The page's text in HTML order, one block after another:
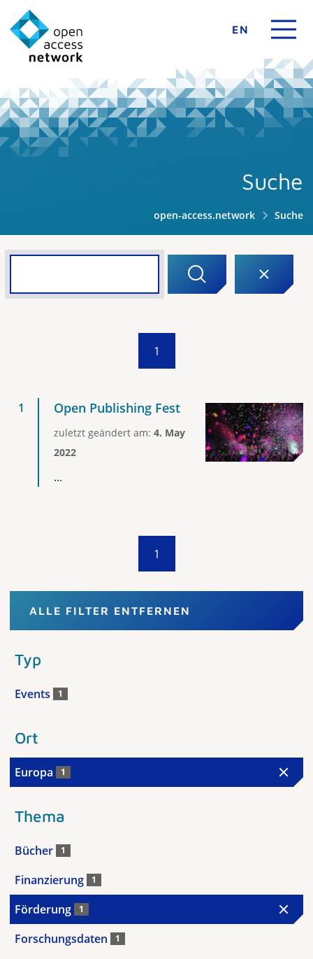
EN
Suche
open-access.network Suche
1
Open Publishing Fest
zuletzt geändert am: 4. May
2022
...
1
ALLE FILTER ENTFERNEN
Typ
Events 1
Ort
Europa 1
Thema
Bücher 1
Finanzierung 1
Förderung 1
Forschungsdaten 1